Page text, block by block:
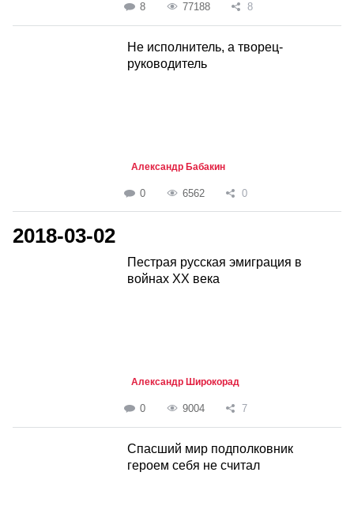
8 77188 8
Не исполнитель, а творец-
руководитель
Александр Бабакин
0 6562 0
2018-03-02
Пестрая русская эмиграция в
войнах ХХ века
Александр Широкорад
0 9004 7
Спасший мир подполковник
героем себя не считал